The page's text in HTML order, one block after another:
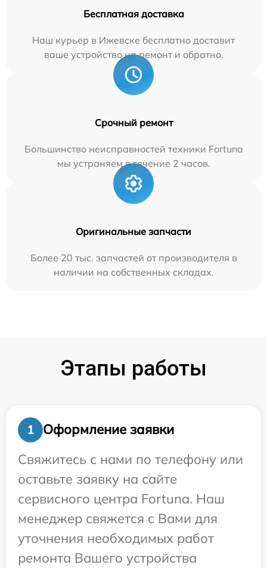
Бесплатная доставка
Наш курьер в Ижевске бесплатно доставит
ваше устройство на ремонт и обратно.
Срочный ремонт
Большинство неисправностей техники Fortuna
мы устраняем в течение 2 часов.
Оригинальные запчасти
Более 20 тыс. запчастей от производителя в
наличии на собственных складах.
Этапы работы
1
Оформление заявки
Свяжитесь с нами по телефону или
оставьте заявку на сайте
сервисного центра Fortuna. Наш
менеджер свяжется с Вами для
уточнения необходимых работ
ремонта Вашего устройства